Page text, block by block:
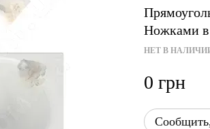
Ножками в
НЕТ В
0 грн